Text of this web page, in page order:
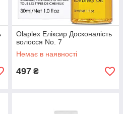
Olaplex Еліксир Досконалість
волосся No. 7
Немає в наявності
497 ₴